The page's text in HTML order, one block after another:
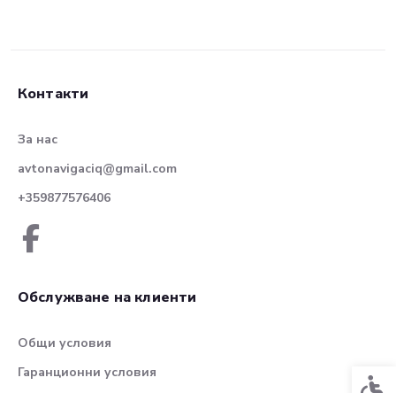
Контакти
За нас
avtonavigaciq@gmail.com
+359877576406
Обслужване на клиенти
Общи условия
Гаранционни условия